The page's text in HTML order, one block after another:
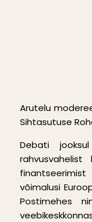
Arutelu
Sihtasutuse
Debati
rahvusvahelist
võimalusi
Postimehes